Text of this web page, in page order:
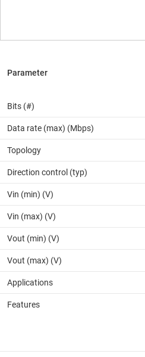
Bits (#)
Data rate (max) (Mbps)
Topology
Direction control (typ)
Vin (min) (V)
Vin (max) (V)
Vout (min) (V)
Vout (max) (V)
Applications
Features